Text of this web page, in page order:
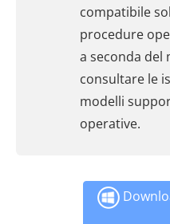
compatibile
procedure
a seconda del
consultare le
modelli
operative.